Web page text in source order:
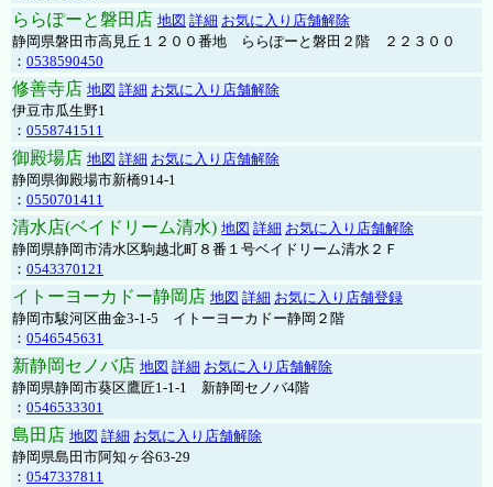
ららぽーと磐田店 地図 詳細 お気に入り店舗解除
静岡県磐田市高見丘１２００番地 ららぽーと磐田２階 ２２３００
： 0538590450
修善寺店 地図 詳細 お気に入り店舗解除
伊豆市瓜生野1
： 0558741511
御殿場店 地図 詳細 お気に入り店舗解除
静岡県御殿場市新橋914-1
： 0550701411
清水店(ベイドリーム清水) 地図 詳細 お気に入り店舗解除
静岡県静岡市清水区駒越北町８番１号ベイドリーム清水２Ｆ
： 0543370121
イトーヨーカドー静岡店 地図 詳細 お気に入り店舗登録
静岡市駿河区曲金3-1-5 イトーヨーカドー静岡２階
： 0546545631
新静岡セノバ店 地図 詳細 お気に入り店舗解除
静岡県静岡市葵区鷹匠1-1-1 新静岡セノバ4階
： 0546533301
島田店 地図 詳細 お気に入り店舗解除
静岡県島田市阿知ヶ谷63-29
： 0547337811